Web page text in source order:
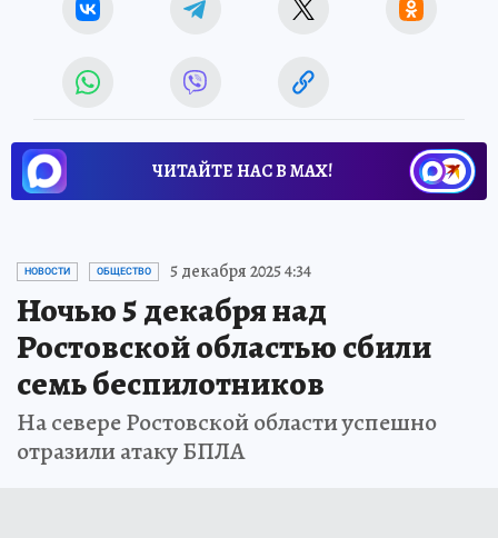
ЧИТАЙТЕ НАС В МАХ!
НОВОСТИ ОБЩЕСТВО 5 декабря 2025 4:34
Ночью 5 декабря над
Ростовской областью сбили
семь беспилотников
На севере Ростовской области успешно
отразили атаку БПЛА